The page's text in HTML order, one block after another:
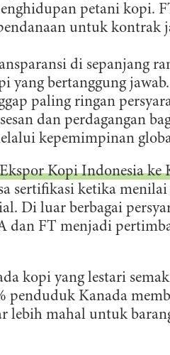
petani kopi.
untuk kontrak
di sepanjang
yang bertanggung jawab.
paling ringan
dan perdagangan
kepemimpinan
Kopi Indonesia ke
sertifikasi ketika
Di luar berbagai
dan FT menjadi
kopi yang lestari
penduduk Kanada
lebih mahal untuk